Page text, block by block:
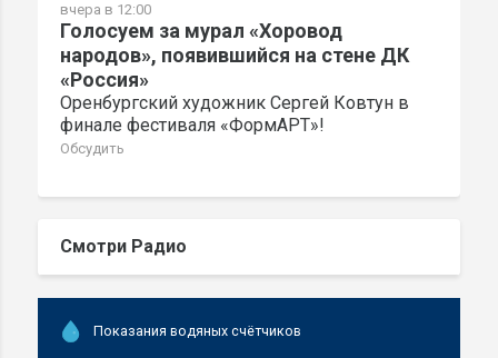
вчера в 12:00
Голосуем за мурал «Хоровод
народов», появившийся на стене ДК
«Россия»
Оренбургский художник Сергей Ковтун в
финале фестиваля «ФормАРТ»!
Обсудить
Смотри Радио
Показания водяных счётчиков